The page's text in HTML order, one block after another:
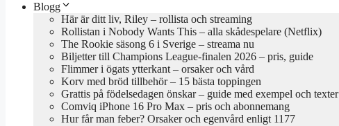
Blogg
Här är ditt liv, Riley – rollista och streaming
Rollistan i Nobody Wants This – alla skådespelare (Netflix)
The Rookie säsong 6 i Sverige – streama nu
Biljetter till Champions League-finalen 2026 – pris, guide
Flimmer i ögats ytterkant – orsaker och vård
Korv med bröd tillbehör – 15 bästa toppingen
Grattis på födelsedagen önskar – guide med exempel och texter
Comviq iPhone 16 Pro Max – pris och abonnemang
Hur får man feber? Orsaker och egenvård enligt 1177